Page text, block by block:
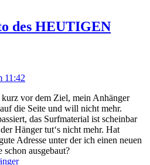
des HEUTIGEN
11:42
kurz vor dem Ziel, mein Anhänger
die Seite und will nicht mehr.
das Surfmaterial ist scheinbar
Hänger tut‘s nicht mehr. Hat
Adresse unter der ich einen neuen
schon ausgebaut?